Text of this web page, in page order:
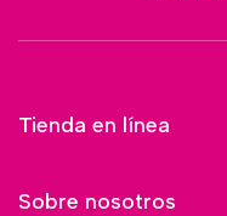
Tienda en línea
Sobre nosotros